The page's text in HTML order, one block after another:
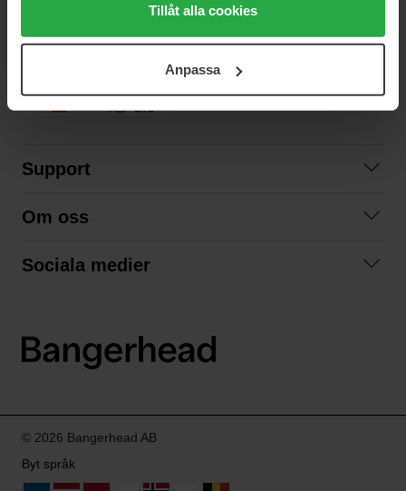
alla cookies, medan du under "Detaljer" kan anpassa
användningen av cookies. Du kan när som helst återkalla
samt vår Integritetspolicy.
Tillåt alla cookies
Anpassa
SNABB LEVERANS
Support
Köpvillkor
Om oss
Våra fraktalternativ
Sociala medier
LinkedIn
© 2026 Bangerhead AB
Byt språk